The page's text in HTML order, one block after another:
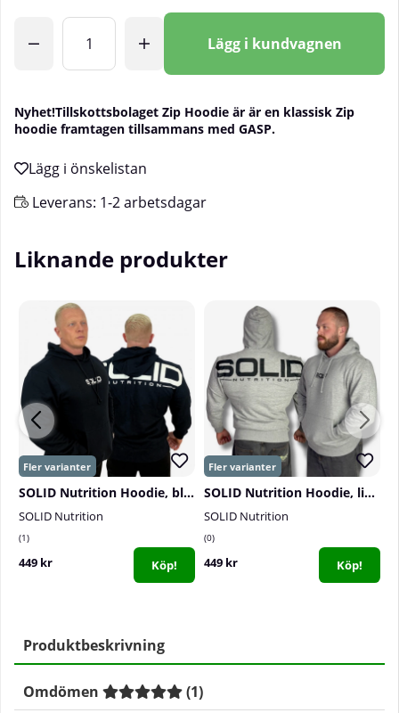
Lägg i kundvagnen
Nyhet!Tillskottsbolaget Zip Hoodie är är en klassisk Zip
hoodie framtagen tillsammans med GASP.
Leverans: 1-2 arbetsdagar
Liknande produkter
SOLID Nutrition Hoodie, black
SOLID Nutrition
1
449 kr Köp!
SOLID Nutrition Hoodie, light grey melange
SOLID Nutrition
0
449 kr Köp!
Produktbeskrivning
Omdömen (1)